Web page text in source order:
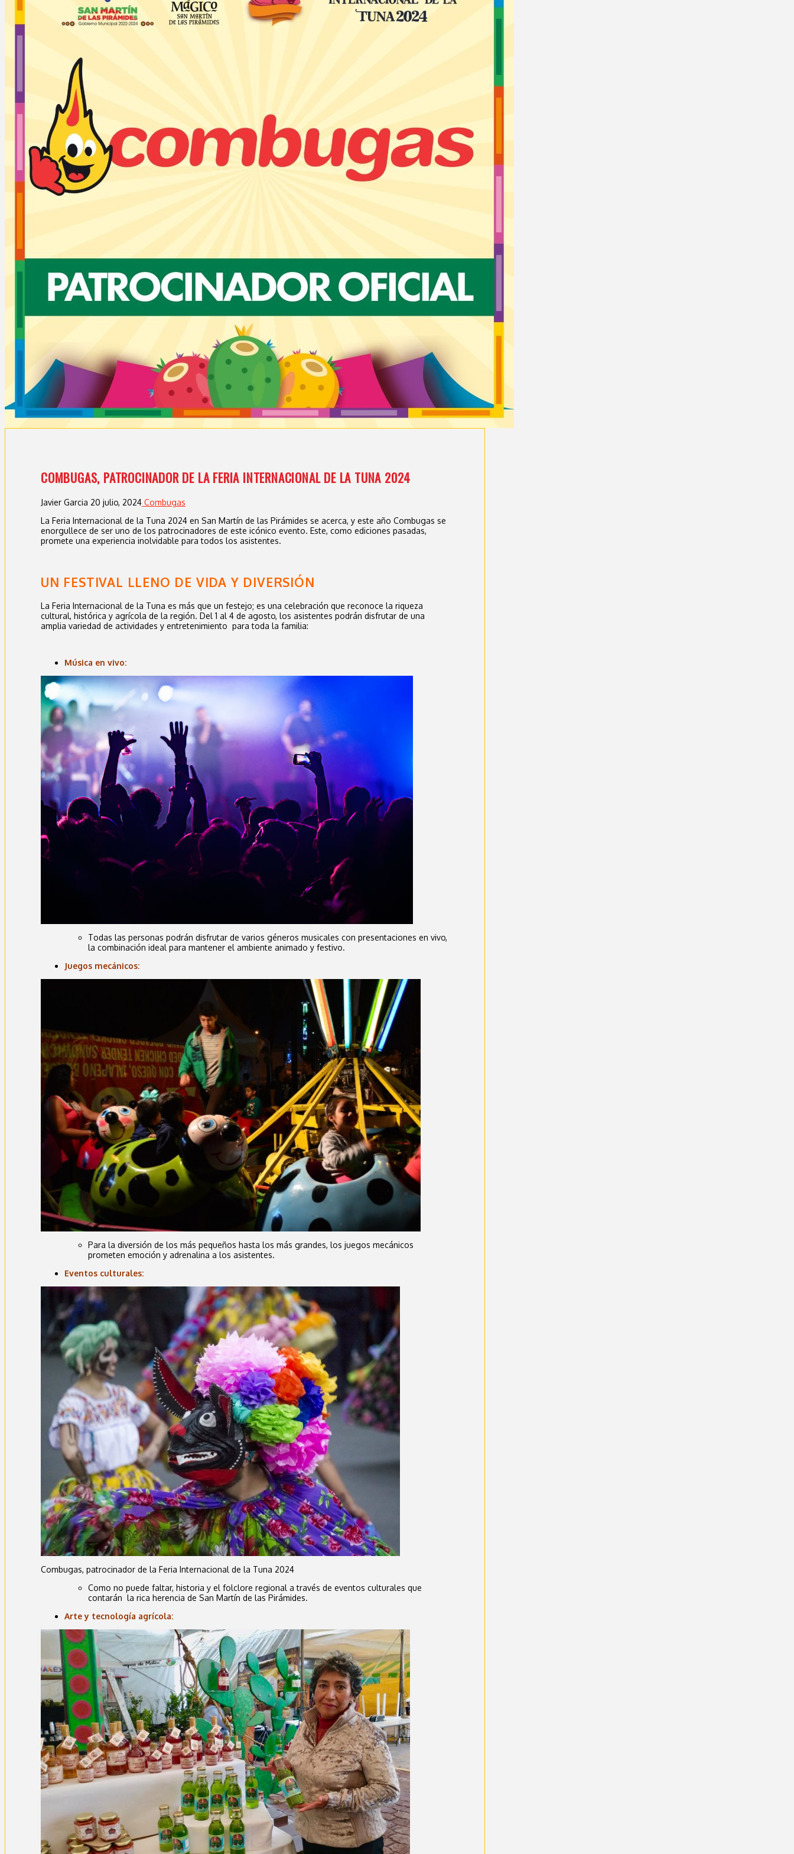
COMBUGAS, PATROCINADOR DE LA FERIA INTERNACIONAL DE LA TUNA 2024
Javier Garcia 20 julio, 2024 Combugas
La Feria Internacional de la Tuna 2024 en San Martín de las Pirámides se acerca, y este año Combugas se
enorgullece de ser uno de los patrocinadores de este icónico evento. Este, como ediciones pasadas,
promete una experiencia inolvidable para todos los asistentes.
UN FESTIVAL LLENO DE VIDA Y DIVERSIÓN
La Feria Internacional de la Tuna es más que un festejo; es una celebración que reconoce la riqueza
cultural, histórica y agrícola de la región. Del 1 al 4 de agosto, los asistentes podrán disfrutar de una
amplia variedad de actividades y entretenimiento para toda la familia:
Música en vivo:
Todas las personas podrán disfrutar de varios géneros musicales con presentaciones en vivo,
la combinación ideal para mantener el ambiente animado y festivo.
Juegos mecánicos:
Para la diversión de los más pequeños hasta los más grandes, los juegos mecánicos
prometen emoción y adrenalina a los asistentes.
Eventos culturales:
Combugas, patrocinador de la Feria Internacional de la Tuna 2024
Como no puede faltar, historia y el folclore regional a través de eventos culturales que
contarán la rica herencia de San Martín de las Pirámides.
Arte y tecnología agrícola: